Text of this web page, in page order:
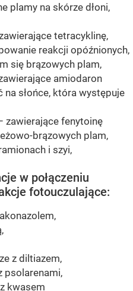
plamy na skórze dłoni,
tetracyklinę,
reakcji opóźnionych,
się brązowych plam,
amiodaron
słońce, która występuje
zawierające fenytoinę
brązowych plam,
i szyi,
w połączeniu
fotouczulające:
z diltiazem,
psolarenami,
kwasem